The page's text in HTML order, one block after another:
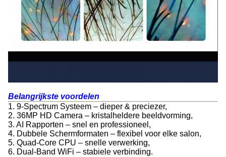
Belangrijkste voordelen
1. 9-Spectrum Systeem – dieper & preciezer,
2. 36MP HD Camera – kristalheldere beeldvorming,
3. AI Rapporten – snel en professioneel,
4. Dubbele Schermformaten – flexibel voor elke salon,
5. Quad-Core CPU – snelle verwerking,
6. Dual-Band WiFi – stabiele verbinding.